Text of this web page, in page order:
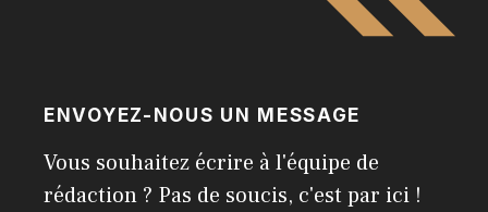
ENVOYEZ-NOUS UN MESSAGE
Vous souhaitez écrire à l'équipe de
rédaction ? Pas de soucis, c'est par ici !